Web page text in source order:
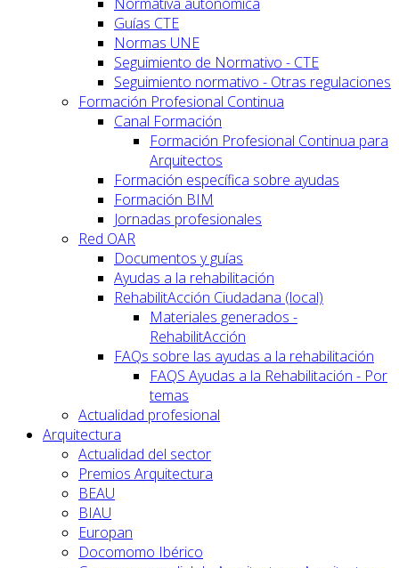
Guías CTE
Normas UNE
Seguimiento de Normativo - CTE
Seguimiento normativo - Otras regulaciones
Formación Profesional Continua
Canal Formación
Formación Profesional Continua para
Arquitectos
Formación específica sobre ayudas
Formación BIM
Jornadas profesionales
Red OAR
Documentos y guías
Ayudas a la rehabilitación
RehabilitAcción Ciudadana (local)
Materiales generados -
RehabilitAcción
FAQs sobre las ayudas a la rehabilitación
FAQS Ayudas a la Rehabilitación - Por
temas
Actualidad profesional
Arquitectura
Actualidad del sector
Premios Arquitectura
BEAU
BIAU
Europan
Docomomo Ibérico